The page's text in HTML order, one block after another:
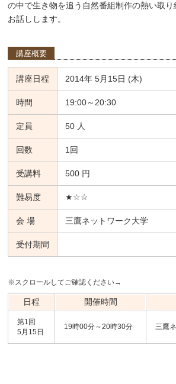
の中で生き物を追う自然番組制作の熱い取
お話しします。
講座概要
講座日程 2014年 5月15日 (木)
時間 19:00～20:30
定員 50 人
回数 1回
受講料 500 円
難易度 ★☆☆
会 場 三鷹ネットワーク大学
受付期間
※スクロールしてご確認ください→
日程 開催時間
第1回
5月15日
19時00分～20時30分 三鷹